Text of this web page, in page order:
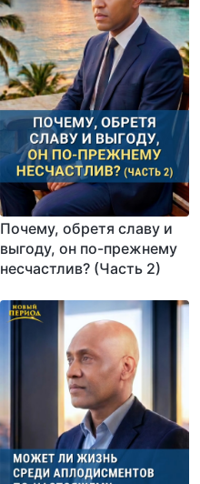
Почему, обретя славу и
выгоду, он по-прежнему
несчастлив? (Часть 2)